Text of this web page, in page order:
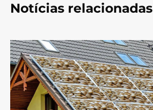
Notícias relacionadas